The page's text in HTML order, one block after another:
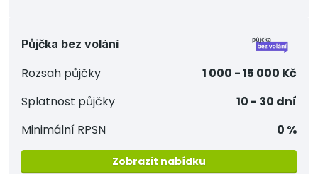
Půjčka bez volání
Rozsah půjčky
1 000 - 15 000 Kč
Splatnost půjčky
10 - 30 dní
Minimální RPSN
0 %
Zobrazit nabídku